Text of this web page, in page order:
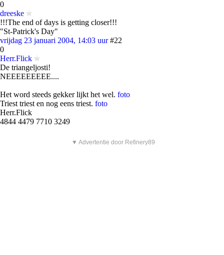
0
dreeske
!!!The end of days is getting closer!!!
"St-Patrick's Day"
vrijdag 23 januari 2004, 14:03 uur #22
0
Herr.Flick
De triangeljosti!
NEEEEEEEEE....
Het word steeds gekker lijkt het wel. foto
Triest triest en nog eens triest. foto
Herr.Flick
4844 4479 7710 3249
▼ Advertentie door Refinery89